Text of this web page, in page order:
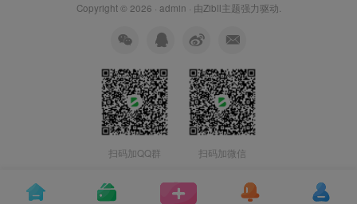
Copyright © 2026 · admin · 由Zibll主题强力驱动.
扫码加QQ群 扫码加微信